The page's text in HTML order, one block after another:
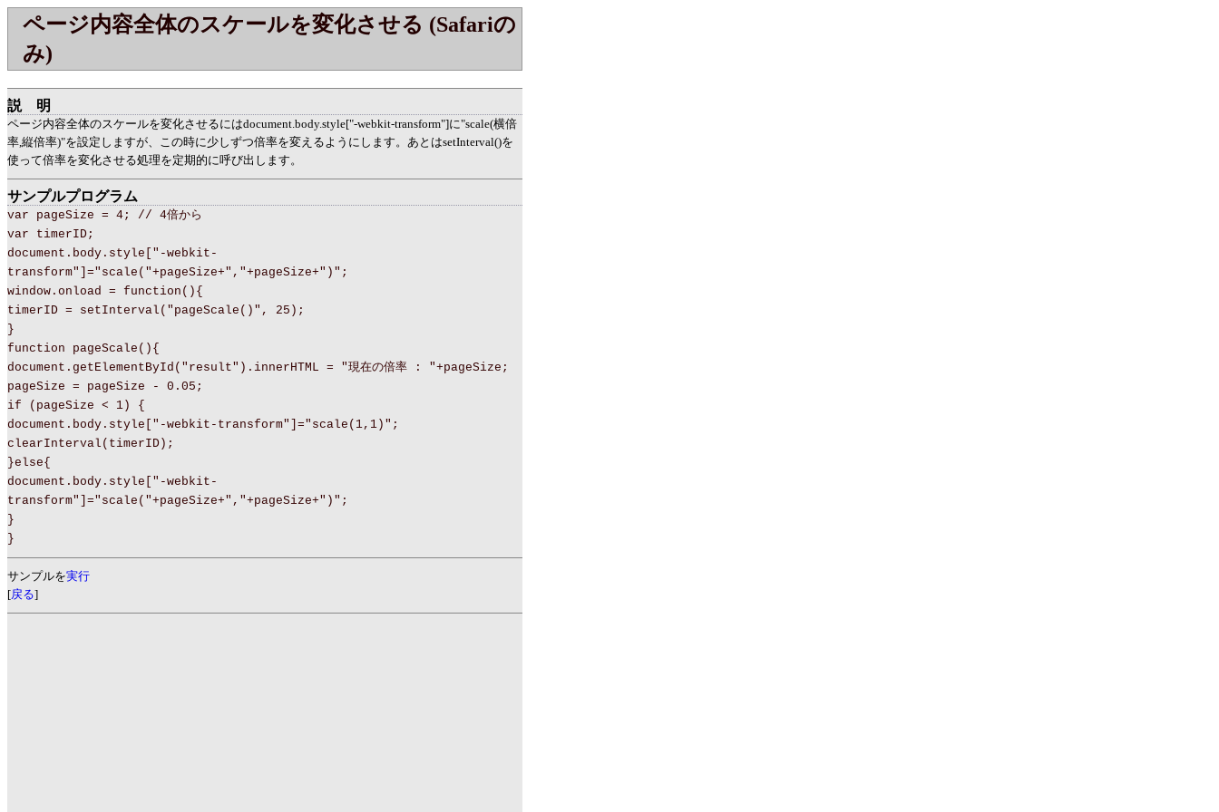
ページ内容全体のスケールを変化させる (Safariの
み)
説明
ページ内容全体のスケールを変化させるにはdocument.body.style["-webkit-transform"]に"scale(横倍
率,縦倍率)"を設定しますが、この時に少しずつ倍率を変えるようにします。あとはsetInterval()を
使って倍率を変化させる処理を定期的に呼び出します。
サンプルプログラム
var pageSize = 4; // 4倍から
var timerID;
document.body.style["-webkit-
transform"]="scale("+pageSize+","+pageSize+")";
window.onload = function(){
timerID = setInterval("pageScale()", 25);
}
function pageScale(){
document.getElementById("result").innerHTML = "現在の倍率 : "+pageSize;
pageSize = pageSize - 0.05;
if (pageSize < 1) {
document.body.style["-webkit-transform"]="scale(1,1)";
clearInterval(timerID);
}else{
document.body.style["-webkit-
transform"]="scale("+pageSize+","+pageSize+")";
}
}
サンプルを実行
[戻る]